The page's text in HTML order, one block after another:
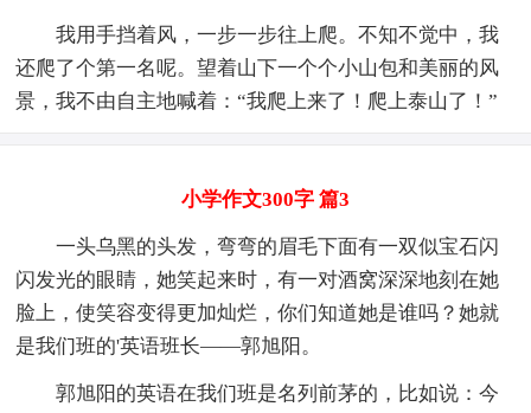
我用手挡着风，一步一步往上爬。不知不觉中，我
还爬了个第一名呢。望着山下一个个小山包和美丽的风
景，我不由自主地喊着：“我爬上来了！爬上泰山了！”
小学作文300字 篇3
一头乌黑的头发，弯弯的眉毛下面有一双似宝石闪
闪发光的眼睛，她笑起来时，有一对酒窝深深地刻在她
脸上，使笑容变得更加灿烂，你们知道她是谁吗？她就
是我们班的'英语班长——郭旭阳。
郭旭阳的英语在我们班是名列前茅的，比如说：今